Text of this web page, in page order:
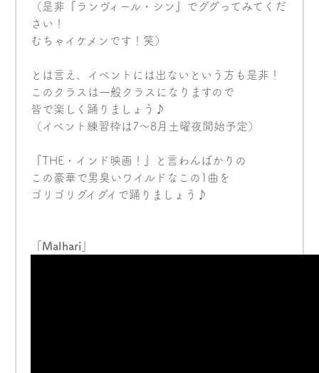
（是非『ランヴィール・シン』でググってみてくだ
さい！
むちゃイケメンです！笑）
とは言え、イベントには出ないという方も是非！
このクラスは一般クラスになりますので
皆で楽しく踊りましょう♪
（イベント練習枠は7〜8月土曜夜開始予定）
『THE・インド映画！』と言わんばかりの
この豪華で男臭いワイルドなこの1曲を
ゴリゴリグイグイで踊りましょう♪
「Malhari」